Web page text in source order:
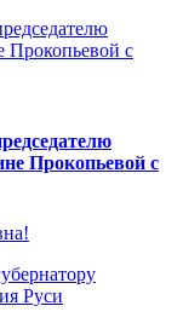
Прокопьевой с